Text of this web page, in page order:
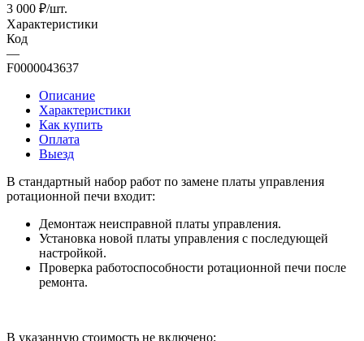
3 000 ₽/шт.
Характеристики
Код
—
F0000043637
Описание
Характеристики
Как купить
Оплата
Выезд
В стандартный набор работ по замене платы управления
ротационной печи входит:
Демонтаж неисправной платы управления.
Установка новой платы управления с последующей
настройкой.
Проверка работоспособности ротационной печи после
ремонта.
В указанную стоимость не включено: